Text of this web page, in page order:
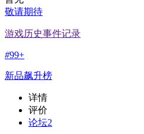
敬请期待
游戏历史事件记录
#99+
新品飙升榜
详情
评价
论坛2